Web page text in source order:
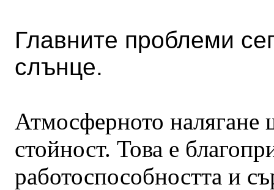
Главните проблеми
слънце.
Атмосферното налягане
стойност. Това е
работоспособността и